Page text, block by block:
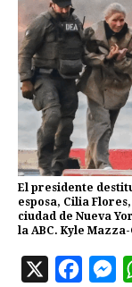
El presidente
esposa, Cilia
ciudad de Nueva
la ABC. Kyle
X
M